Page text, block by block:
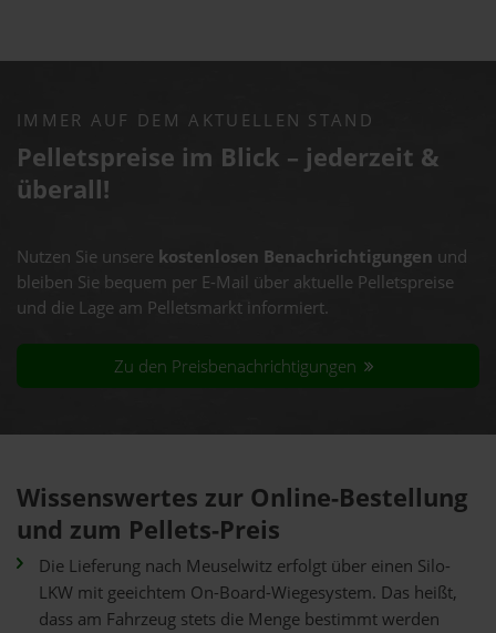
IMMER AUF DEM AKTUELLEN STAND
Pelletspreise im Blick – jederzeit &
überall!
Nutzen Sie unsere kostenlosen Benachrichtigungen und
bleiben Sie bequem per E-Mail über aktuelle Pelletspreise
und die Lage am Pelletsmarkt informiert.
Zu den Preisbenachrichtigungen
Wissenswertes zur Online-Bestellung
und zum Pellets-Preis
Die Lieferung nach Meuselwitz erfolgt über einen Silo-
LKW mit geeichtem On-Board-Wiegesystem. Das heißt,
dass am Fahrzeug stets die Menge bestimmt werden